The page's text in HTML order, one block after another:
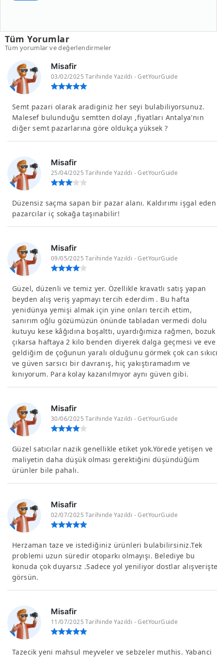
Tüm Yorumlar
Tüm yorumlar ve değerlendirmeler
Misafir
03/02/2025 Tarihinde Yazıldı - GetYourGuide
Semt pazari olarak aradiginiz her seyi bulabiliyorsunuz.
Malesef bulunduğu semtten dolayı ,fiyatları Antalya'nın
diğer semt pazarlarına göre oldukça yüksek ?
Misafir
25/04/2025 Tarihinde Yazıldı - GetYourGuide
Düzensiz saçma sapan bir pazar alanı. Kaldırımı işgal eden
pazarcılar iç sokağa taşınabilir!
Misafir
09/05/2025 Tarihinde Yazıldı - GetYourGuide
Güzel, düzenli ve temiz yer. Özellikle kravatlı satış yapan
beyden alış veriş yapmayı tercih ederdim . Bu hafta
yenidünya yemişi almak için yine onları tercih ettim,
sanırım oğlu gözümüzün önünde tabladan vermedi dolu
kutuyu kese kâğıdına boşalttı, uyardığımiza rağmen, bozuk
çıkarsa haftaya 2 kilo benden diyerek dalga geçmesi ve eve
geldiğim de çoğunun yaralı olduğunu görmek çok can
ve güven sarsıcı bir davranış, hiç yakıştıramadım ve
kınıyorum. Para kolay kazanılmıyor aynı güven gibi.
Misafir
30/06/2025 Tarihinde Yazıldı - GetYourGuide
Güzel satıcılar nazik genellikle etiket yok.Yörede yetişen ve
maliyetin daha düşük olması gerektiğini düşündüğüm
ürünler bile pahalı.
Misafir
02/07/2025 Tarihinde Yazıldı - GetYourGuide
Herzaman taze ve istediğiniz ürünleri bulabilirsiniz.Tek
problemi uzun süredir otoparkı olmayışı. Belediye bu
konuda çok duyarsız .Sadece yol yeniliyor dostlar
görsün.
Misafir
11/07/2025 Tarihinde Yazıldı - GetYourGuide
Tazecik yeni mahsul meyveler ve sebzeler muthis. Yabanci